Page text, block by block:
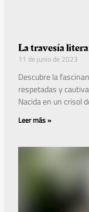
La travesía
11 de junio de 2023
Descubre la
respetadas y
Nacida en un crisol
Leer más »